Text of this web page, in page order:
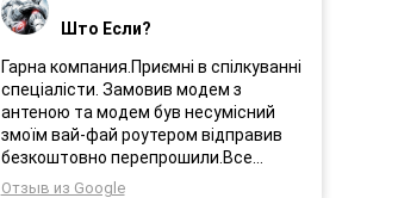
Дякую менеджеру Олесі яка
турботу. Дякую. Рекомендую .
Што Если?
Гарна компания.Приємні в спілкуванні
спеціалісти. Замовив модем з
антеною та модем був несумісний
змоїм вай-фай роутером відправив
безкоштовно перепрошили.Все
працює.
Отзыв из Google